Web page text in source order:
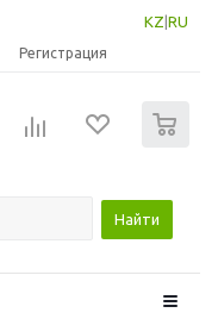
KZ RU
Регистрация
Найти